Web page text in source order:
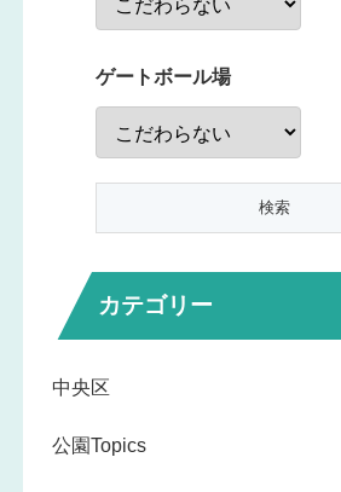
ゲートボール場
カテゴリー
中央区
公園Topics